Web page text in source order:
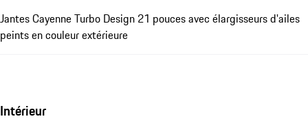
Jantes Cayenne Turbo Design 21 pouces avec élargisseurs d'ailes
peints en couleur extérieure
Intérieur